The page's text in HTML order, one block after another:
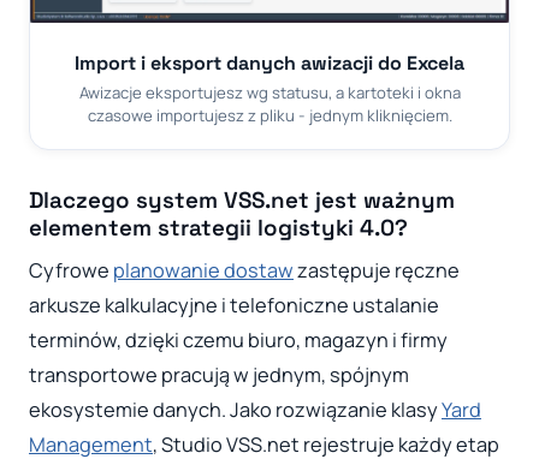
Import i eksport danych awizacji do Excela
Awizacje eksportujesz wg statusu, a kartoteki i okna
czasowe importujesz z pliku - jednym kliknięciem.
Dlaczego system VSS.net jest ważnym
elementem strategii logistyki 4.0?
Cyfrowe planowanie dostawzastępuje ręczne
arkusze kalkulacyjne i telefoniczne ustalanie
terminów, dzięki czemu biuro, magazyn i firmy
transportowe pracują w jednym, spójnym
ekosystemie danych. Jako rozwiązanie klasyYard
Management, Studio VSS.net rejestruje każdy etap